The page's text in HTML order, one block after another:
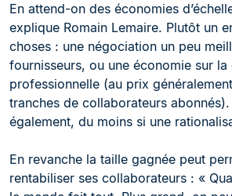
En attend-on des économies
explique Romain Lemaire. Plutôt un
choses : une négociation un peu
fournisseurs, ou une économie sur
professionnelle (au prix
tranches de collaborateurs
également, du moins si une
En revanche la taille gagnée peut
rentabiliser ses collaborateurs : «